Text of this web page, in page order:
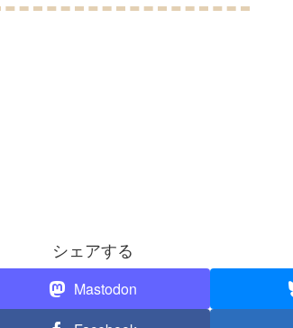
シェアする
Mastodon